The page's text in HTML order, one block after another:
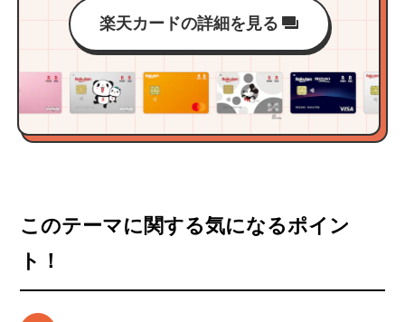
楽天カードの詳細を見る
このテーマに関する気になるポイン
ト！